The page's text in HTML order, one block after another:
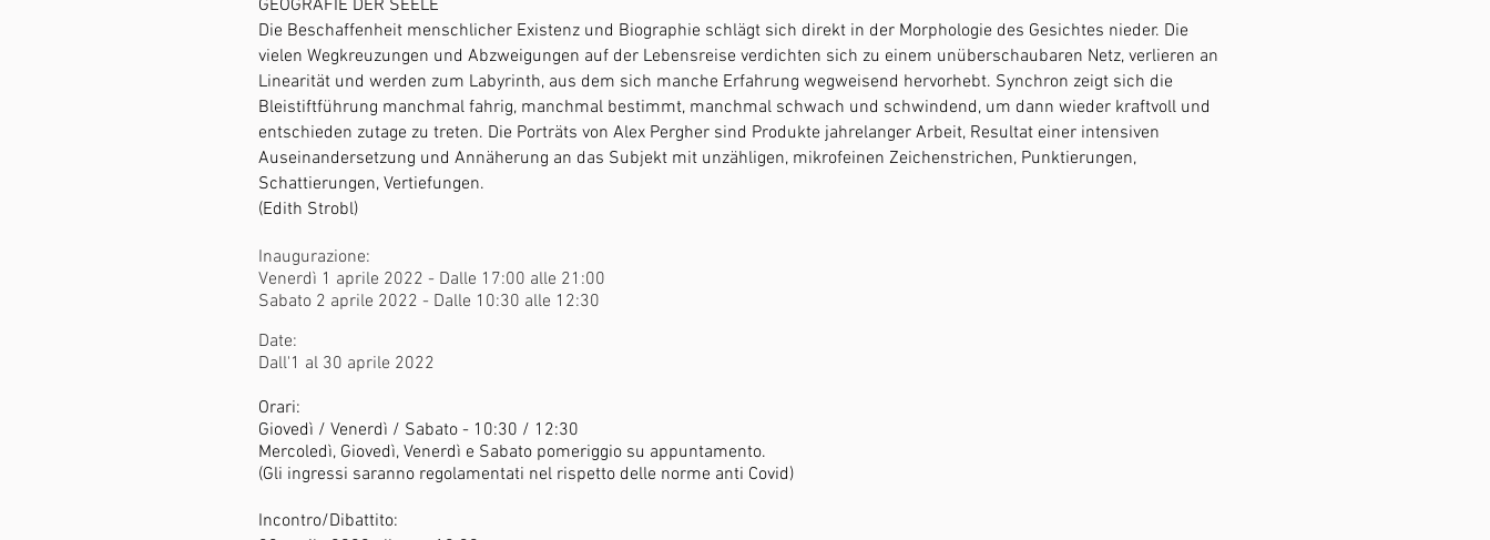
GEOGRAFIE DER SEELE
Die Beschaffenheit menschlicher Existenz und Biographie schlägt sich direkt in der Morphologie des Gesichtes nieder. Die
vielen Wegkreuzungen und Abzweigungen auf der Lebensreise verdichten sich zu einem unüberschaubaren Netz, verlieren an
Linearität und werden zum Labyrinth, aus dem sich manche Erfahrung wegweisend hervorhebt. Synchron zeigt sich die
Bleistiftführung manchmal fahrig, manchmal bestimmt, manchmal schwach und schwindend, um dann wieder kraftvoll und
entschieden zutage zu treten. Die Porträts von Alex Pergher sind Produkte jahrelanger Arbeit, Resultat einer intensiven
Auseinandersetzung und Annäherung an das Subjekt mit unzähligen, mikrofeinen Zeichenstrichen, Punktierungen,
Schattierungen, Vertiefungen.
(Edith Strobl)
Inaugurazione:
Venerdì 1 aprile 2022 - Dalle 17:00 alle 21:00
Sabato 2 aprile 2022 - Dalle 10:30 alle 12:30
Date:
Dall'1 al 30 aprile 2022
Orari:
Giovedì / Venerdì / Sabato - 10:30 / 12:30
Mercoledì, Giovedì, Venerdì e Sabato pomeriggio su appuntamento.
(Gli ingressi saranno regolamentati nel rispetto delle norme anti Covid)
Incontro/Dibattito: